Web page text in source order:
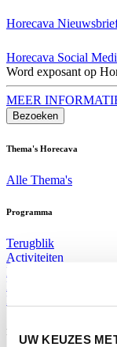
UW KEUZES
Horecava
Horecava Social
Word exposant op
MEER
Bezoeken
Thema's Horecava
Alle Thema's
Programma
Terugblik
Activiteiten
Exposantenlijst
Plattegrond
Programma
Bezoekersinformatie